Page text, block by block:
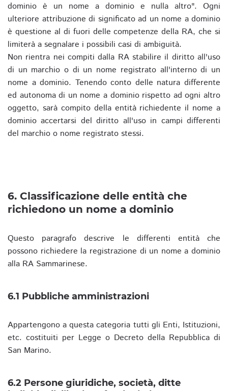
dominio è un nome a dominio e nulla altro". Ogni
ulteriore attribuzione di significato ad un nome a dominio
è questione al di fuori delle competenze della RA, che si
limiterà a segnalare i possibili casi di ambiguità.
Non rientra nei compiti dalla RA stabilire il diritto all'uso
di un marchio o di un nome registrato all'interno di un
nome a dominio. Tenendo conto delle natura differente
ed autonoma di un nome a dominio rispetto ad ogni altro
oggetto, sarà compito della entità richiedente il nome a
dominio accertarsi del diritto all'uso in campi differenti
del marchio o nome registrato stessi.
6. Classificazione delle entità che
richiedono un nome a dominio
Questo paragrafo descrive le differenti entità che
possono richiedere la registrazione di un nome a dominio
alla RA Sammarinese.
6.1 Pubbliche amministrazioni
Appartengono a questa categoria tutti gli Enti, Istituzioni,
etc. costituiti per Legge o Decreto della Repubblica di
San Marino.
6.2 Persone giuridiche, società, ditte